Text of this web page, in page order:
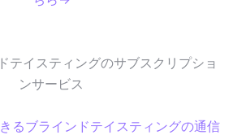
テイスティングのサブスクリプショ
ンサービス
るブラインドテイスティングの通信